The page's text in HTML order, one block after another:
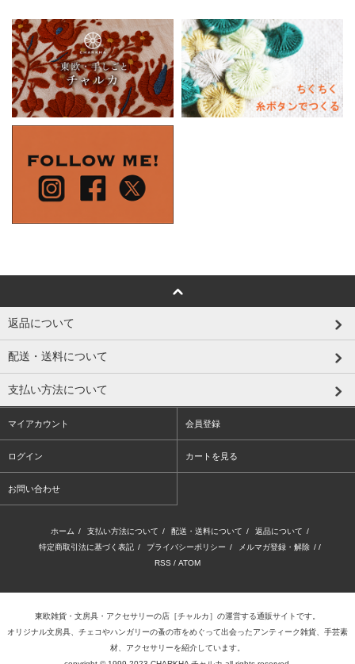
返品について
配送・送料について
支払い方法について
マイアカウント 会員登録
ログイン カートを見る
お問い合わせ
ホーム / 支払い方法について / 配送・送料について / 返品について /
特定商取引法に基づく表記 / プライバシーポリシー / メルマガ登録・解除 / /
RSS / ATOM
東欧雑貨・文房具・アクセサリーの店 ［チャルカ］ の運営する通販サイトです。
オリジナル文房具、チェコやハンガリーの蚤の市をめぐって出会ったアンティーク雑貨、手芸素
材、アクセサリーを紹介しています。